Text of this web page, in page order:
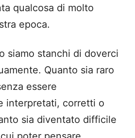
qualcosa di molto
epoca.
siamo stanchi di doverci
Quanto sia raro
essere
interpretati, corretti o
sia diventato difficile